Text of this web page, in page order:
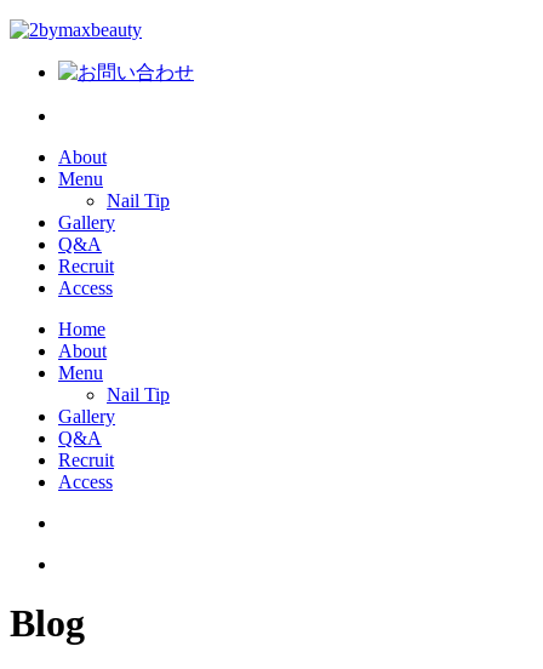
About
Menu
Nail Tip
Gallery
Q&A
Recruit
Access
Home
About
Menu
Nail Tip
Gallery
Q&A
Recruit
Access
Blog